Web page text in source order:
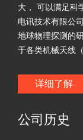
大， 可以满足
电讯技术有限公
地球物理探测的
于各类机械天线
详细了解
公司历史